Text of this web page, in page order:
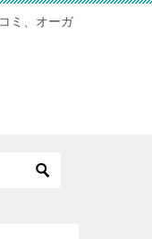
ミ、オーガ